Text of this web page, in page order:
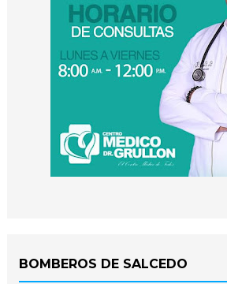
BOMBEROS DE SALCEDO